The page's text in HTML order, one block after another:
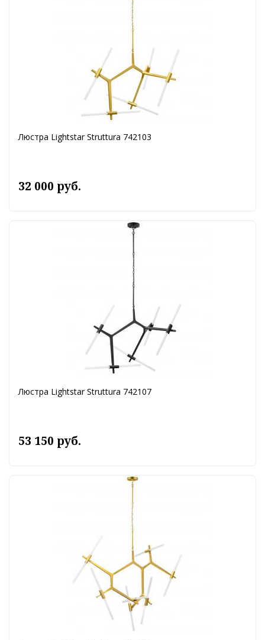
Люстра Lightstar Struttura 742103
32 000 руб.
Люстра Lightstar Struttura 742107
53 150 руб.